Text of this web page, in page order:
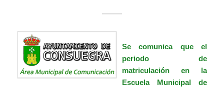
Se comunica que el
periodo de
matriculación en la
Escuela Municipal de